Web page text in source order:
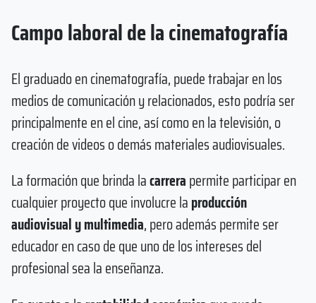
Campo laboral de la cinematografía
El graduado en cinematografía, puede trabajar en los
medios de comunicación y relacionados, esto podría ser
principalmente en el cine, así como en la televisión, o
creación de videos o demás materiales audiovisuales.
La formación que brinda lacarrerapermite participar en
cualquier proyecto que involucre laproducción
audiovisual y multimedia, pero además permite ser
educador en caso de que uno de los intereses del
profesional sea la enseñanza.